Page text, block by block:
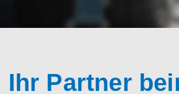
Partner